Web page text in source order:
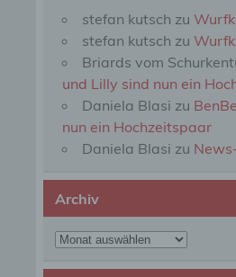
stefan kutsch zu
stefan kutsch zu
Briards vom
und Lilly sind nun ein
Daniela Blasi zu
nun ein Hochzeitspaar
Daniela Blasi zu
Archiv
Archiv